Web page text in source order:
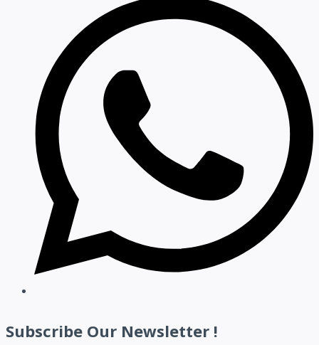
Subscribe Our Newsletter !